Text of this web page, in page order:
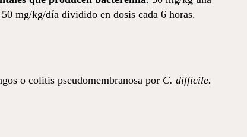
mg/kg/día dividido en dosis cada 6 horas.
o colitis pseudomembranosa por C. difficile.